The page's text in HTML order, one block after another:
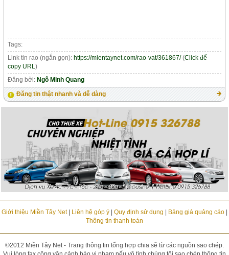
Tags:
Link tin rao (ngắn gọn): https://mientaynet.com/rao-vat/361867/(Click để
copy URL)
Đăng bởi: Ngô Minh Quang
Đăng tin thật nhanh và dễ dàng
Giới thiệu Miền Tây Net| Liên hệ góp ý| Quy định sử dụng Bảng giá quảng cáo|
Thông tin thanh toán
©2012 Miền Tây Net - Trang thông tin tổng hợp chia sẽ từ các nguồn sao chép.